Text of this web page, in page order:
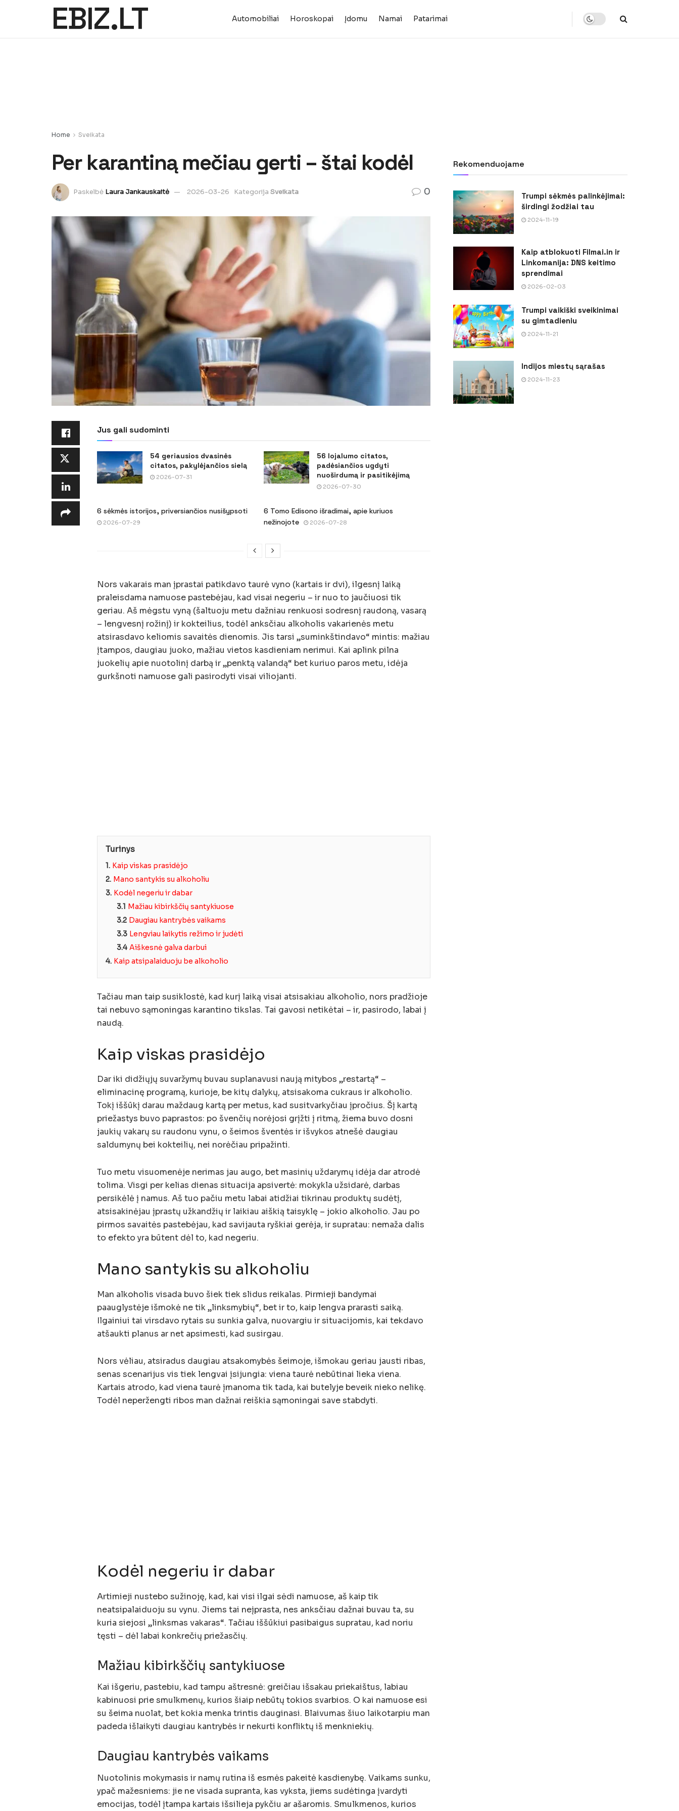
EBIZ.LT Automobiliai Horoskopai Įdomu Namai Patarimai
Home Sveikata
Per karantiną mečiau gerti – štai kodėl
Paskelbė Laura Jankauskaitė 2026-03-26 Kategorija Sveikata 0
Jus gali sudominti
54 geriausios dvasinės
citatos, pakylėjančios sielą
2026-07-31
56 lojalumo citatos,
padėsiančios ugdyti
nuoširdumą ir pasitikėjimą
2026-07-30
6 sėkmės istorijos, priversiančios nusišypsoti
2026-07-29
6 Tomo Edisono išradimai, apie kuriuos
nežinojote
2026-07-28
Nors vakarais man įprastai patikdavo taurė vyno (kartais ir dvi), ilgesnį laiką
praleisdama namuose pastebėjau, kad visai negeriu – ir nuo to jaučiuosi tik
geriau. Aš mėgstu vyną (šaltuoju metu dažniau renkuosi sodresnį raudoną, vasarą
– lengvesnį rožinį) ir kokteilius, todėl anksčiau alkoholis vakarienės metu
atsirasdavo keliomis savaitės dienomis. Jis tarsi „suminkštindavo“ mintis: mažiau
įtampos, daugiau juoko, mažiau vietos kasdieniam nerimui. Kai aplink pilna
juokelių apie nuotolinį darbą ir „penktą valandą“ bet kuriuo paros metu, idėja
gurkšnoti namuose gali pasirodyti visai viliojanti.
Turinys
1. Kaip viskas prasidėjo
2. Mano santykis su alkoholiu
3. Kodėl negeriu ir dabar
3.1 Mažiau kibirkščių santykiuose
3.2 Daugiau kantrybės vaikams
3.3 Lengviau laikytis režimo ir judėti
3.4 Aiškesnė galva darbui
4. Kaip atsipalaiduoju be alkoholio
Tačiau man taip susiklostė, kad kurį laiką visai atsisakiau alkoholio, nors pradžioje
tai nebuvo sąmoningas karantino tikslas. Tai gavosi netikėtai – ir, pasirodo, labai į
naudą.
Kaip viskas prasidėjo
Dar iki didžiųjų suvaržymų buvau suplanavusi naują mitybos „restartą“ –
eliminacinę programą, kurioje, be kitų dalykų, atsisakoma cukraus ir alkoholio.
Tokį iššūkį darau maždaug kartą per metus, kad susitvarkyčiau įpročius. Šį kartą
priežastys buvo paprastos: po švenčių norėjosi grįžti į ritmą, žiema buvo dosni
jaukių vakarų su raudonu vynu, o šeimos šventės ir išvykos atnešė daugiau
saldumynų bei kokteilių, nei norėčiau pripažinti.
Tuo metu visuomenėje nerimas jau augo, bet masinių uždarymų idėja dar atrodė
tolima. Visgi per kelias dienas situacija apsivertė: mokykla užsidarė, darbas
persikėlė į namus. Aš tuo pačiu metu labai atidžiai tikrinau produktų sudėtį,
atsisakinėjau įprastų užkandžių ir laikiau aiškią taisyklę – jokio alkoholio. Jau po
pirmos savaitės pastebėjau, kad savijauta ryškiai gerėja, ir supratau: nemaža dalis
to efekto yra būtent dėl to, kad negeriu.
Mano santykis su alkoholiu
Man alkoholis visada buvo šiek tiek slidus reikalas. Pirmieji bandymai
paauglystėje išmokė ne tik „linksmybių“, bet ir to, kaip lengva prarasti saiką.
Ilgainiui tai virsdavo rytais su sunkia galva, nuovargiu ir situacijomis, kai tekdavo
atšaukti planus ar net apsimesti, kad susirgau.
Nors vėliau, atsiradus daugiau atsakomybės šeimoje, išmokau geriau jausti ribas,
senas scenarijus vis tiek lengvai įsijungia: viena taurė nebūtinai lieka viena.
Kartais atrodo, kad viena taurė įmanoma tik tada, kai butelyje beveik nieko nelikę.
Todėl neperžengti ribos man dažnai reiškia sąmoningai save stabdyti.
Kodėl negeriu ir dabar
Artimieji nustebo sužinoję, kad, kai visi ilgai sėdi namuose, aš kaip tik
neatsipalaiduoju su vynu. Jiems tai neįprasta, nes anksčiau dažnai buvau ta, su
kuria siejosi „linksmas vakaras“. Tačiau iššūkiui pasibaigus supratau, kad noriu
tęsti – dėl labai konkrečių priežasčių.
Mažiau kibirkščių santykiuose
Kai išgeriu, pastebiu, kad tampu aštresnė: greičiau išsakau priekaištus, labiau
kabinuosi prie smulkmenų, kurios šiaip nebūtų tokios svarbios. O kai namuose esi
su šeima nuolat, bet kokia menka trintis dauginasi. Blaivumas šiuo laikotarpiu man
padeda išlaikyti daugiau kantrybės ir nekurti konfliktų iš menkniekių.
Daugiau kantrybės vaikams
Nuotolinis mokymasis ir namų rutina iš esmės pakeitė kasdienybę. Vaikams sunku,
ypač mažesniems: jie ne visada supranta, kas vyksta, jiems sudėtinga įvardyti
emocijas, todėl įtampa kartais išsilieja pykčiu ar ašaromis. Smulkmenos, kurios
Rekomenduojame
Trumpi sėkmės palinkėjimai:
širdingi žodžiai tau
2024-11-19
Kaip atblokuoti Filmai.in ir
Linkomanija: DNS keitimo
sprendimai
2026-02-03
Trumpi vaikiški sveikinimai
su gimtadieniu
2024-11-21
Indijos miestų sąrašas
2024-11-23